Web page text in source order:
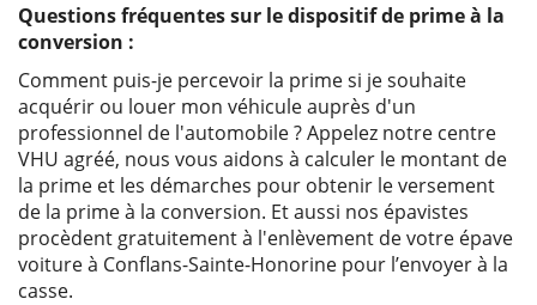
Questions fréquentes sur le dispositif de prime à la
conversion :
Comment puis-je percevoir la prime si je souhaite
acquérir ou louer mon véhicule auprès d'un
professionnel de l'automobile ? Appelez notre centre
VHU agréé, nous vous aidons à calculer le montant de
la prime et les démarches pour obtenir le versement
de la prime à la conversion. Et aussi nos épavistes
procèdent gratuitement à l'enlèvement de votre épave
voiture à Conflans-Sainte-Honorine pour l’envoyer à la
casse.